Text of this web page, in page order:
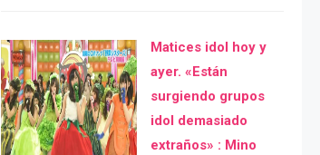
Matices idol hoy y
ayer. «Están
surgiendo grupos
idol demasiado
extraños» : Mino